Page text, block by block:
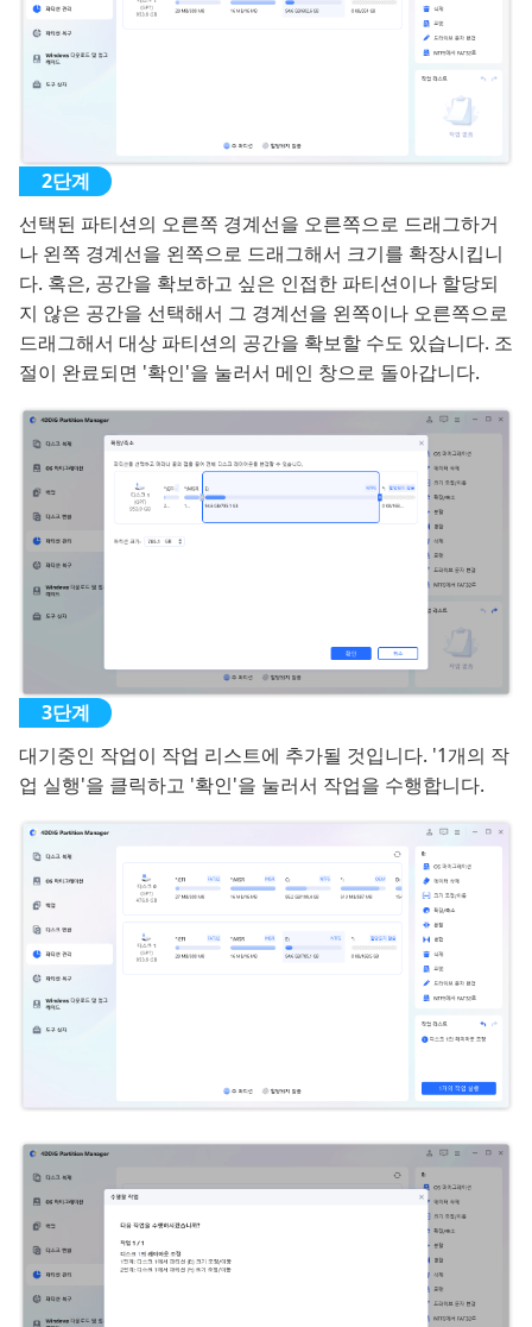
선택된 파티션의 오른쪽 경계선을 오른쪽으로 드래그하거
나 왼쪽 경계선을 왼쪽으로 드래그해서 크기를 확장시킵니
다. 혹은, 공간을 확보하고 싶은 인접한 파티션이나 할당되
지 않은 공간을 선택해서 그 경계선을 왼쪽이나 오른쪽으로
드래그해서 대상 파티션의 공간을 확보할 수도 있습니다. 조
절이 완료되면 '확인'을 눌러서 메인 창으로 돌아갑니다.
대기중인 작업이 작업 리스트에 추가될 것입니다. '1개의 작
업 실행'을 클릭하고 '확인'을 눌러서 작업을 수행합니다.